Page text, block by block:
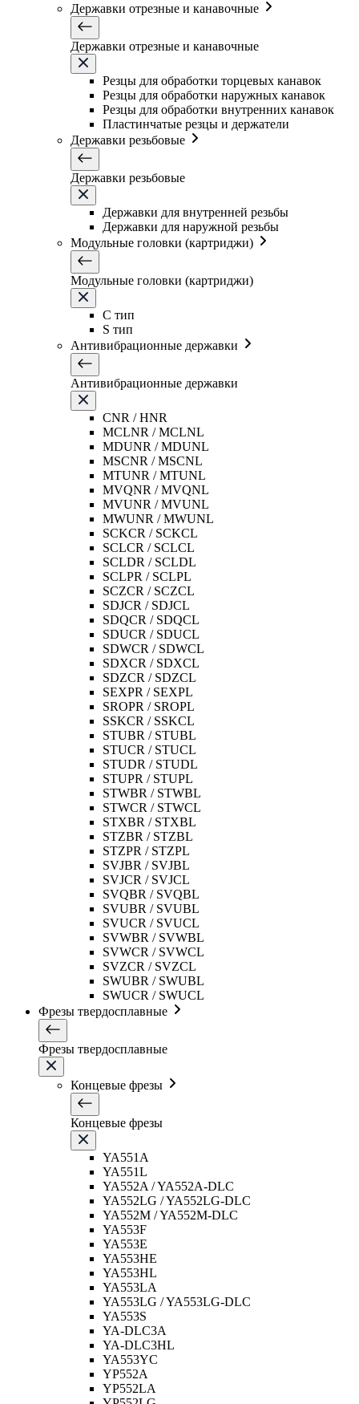
Державки отрезные и канавочные
Державки отрезные и канавочные
Резцы для обработки торцевых канавок
Резцы для обработки наружных канавок
Резцы для обработки внутренних канавок
Пластинчатые резцы и держатели
Державки резьбовые
Державки резьбовые
Державки для внутренней резьбы
Державки для наружной резьбы
Модульные головки (картриджи)
Модульные головки (картриджи)
C тип
S тип
Антивибрационные державки
Антивибрационные державки
CNR / HNR
MCLNR / MCLNL
MDUNR / MDUNL
MSCNR / MSCNL
MTUNR / MTUNL
MVQNR / MVQNL
MVUNR / MVUNL
MWUNR / MWUNL
SCKCR / SCKCL
SCLCR / SCLCL
SCLDR / SCLDL
SCLPR / SCLPL
SCZCR / SCZCL
SDJCR / SDJCL
SDQCR / SDQCL
SDUCR / SDUCL
SDWCR / SDWCL
SDXCR / SDXCL
SDZCR / SDZCL
SEXPR / SEXPL
SROPR / SROPL
SSKCR / SSKCL
STUBR / STUBL
STUCR / STUCL
STUDR / STUDL
STUPR / STUPL
STWBR / STWBL
STWCR / STWCL
STXBR / STXBL
STZBR / STZBL
STZPR / STZPL
SVJBR / SVJBL
SVJCR / SVJCL
SVQBR / SVQBL
SVUBR / SVUBL
SVUCR / SVUCL
SVWBR / SVWBL
SVWCR / SVWCL
SVZCR / SVZCL
SWUBR / SWUBL
SWUCR / SWUCL
Фрезы твердосплавные
Фрезы твердосплавные
Концевые фрезы
Концевые фрезы
YA551A
YA551L
YA552A / YA552A-DLC
YA552LG / YA552LG-DLC
YA552M / YA552M-DLC
YA553F
YA553E
YA553HE
YA553HL
YA553LA
YA553LG / YA553LG-DLC
YA553S
YA-DLC3A
YA-DLC3HL
YA553YC
YP552A
YP552LA